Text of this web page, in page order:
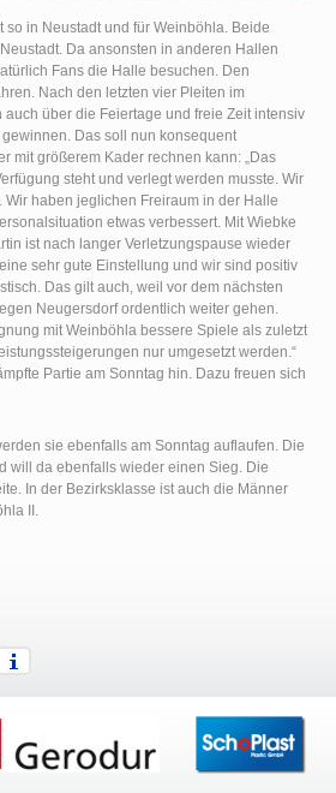
in Neustadt und für Weinböhla. Beide
Da ansonsten in anderen Hallen
Fans die Halle besuchen. Den
Nach den letzten vier Pleiten im
über die Feiertage und freie Zeit intensiv
Das soll nun konsequent
mit größerem Kader rechnen kann: „Das
steht und verlegt werden musste. Wir
haben jeglichen Freiraum in der Halle
etwas verbessert. Mit Wiebke
ist nach langer Verletzungspause wieder
sehr gute Einstellung und wir sind positiv
Das gilt auch, weil vor dem nächsten
Neugersdorf ordentlich weiter gehen.
mit Weinböhla bessere Spiele als zuletzt
nur umgesetzt werden.“
Partie am Sonntag hin. Dazu freuen sich
sie ebenfalls am Sonntag auflaufen. Die
will da ebenfalls wieder einen Sieg. Die
In der Bezirksklasse ist auch die Männer
II.